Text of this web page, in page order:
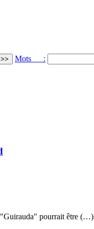
Mots :
"Guirauda" pourrait être (…)